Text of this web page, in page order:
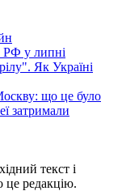
РФ у липні
Як Україні
що це було
затримали
текст і
це редакцію.